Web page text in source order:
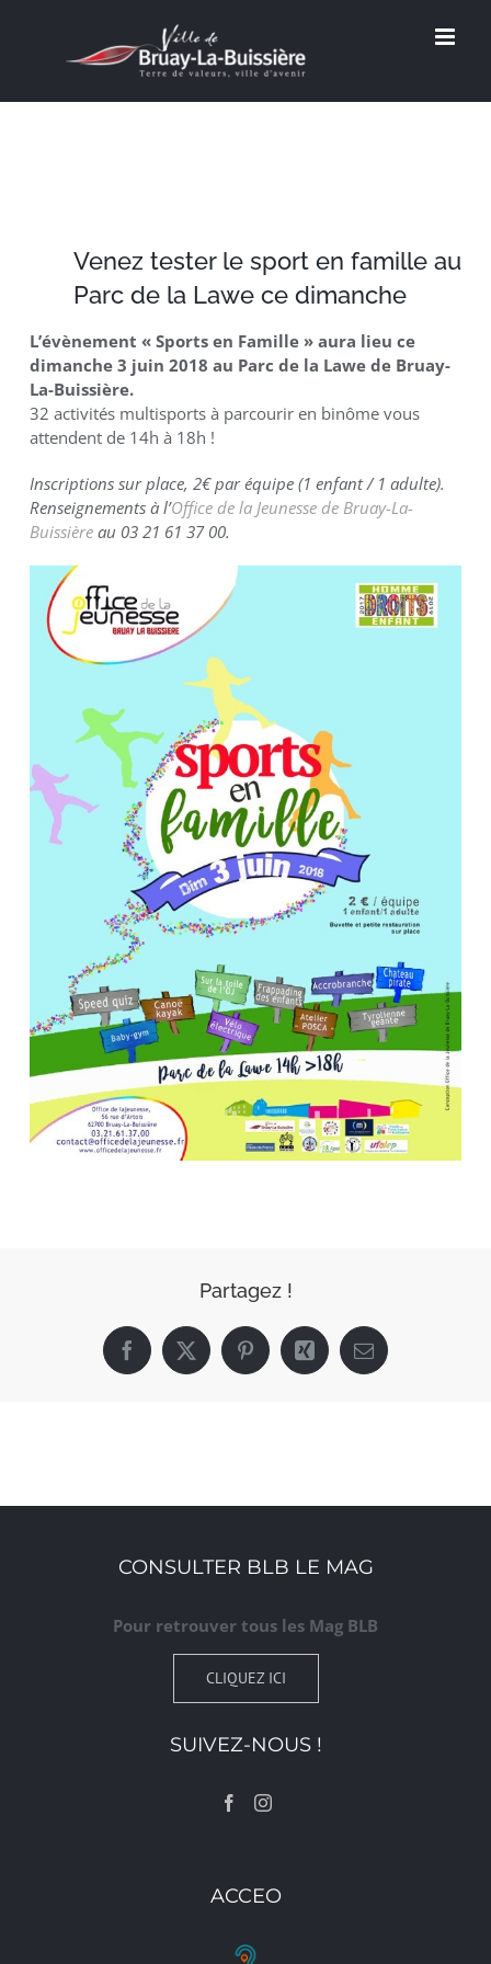
Venez tester le sport en famille au
Parc de la Lawe ce dimanche
L’évènement « Sports en Famille » aura lieu ce
dimanche 3 juin 2018 au Parc de la Lawe de Bruay-
La-Buissière.
32 activités multisports à parcourir en binôme vous
attendent de 14h à 18h !
Inscriptions sur place, 2€ par équipe (1 enfant / 1 adulte).
Renseignements à l’Office de la Jeunesse de Bruay-La-
Buissièreau 03 21 61 37 00.
Partagez !
Facebook
X PinterestXing Email
CONSULTER BLB LE MAG
Pour retrouver tous les Mag BLB
CLIQUEZ ICI
SUIVEZ-NOUS !
ACCEO